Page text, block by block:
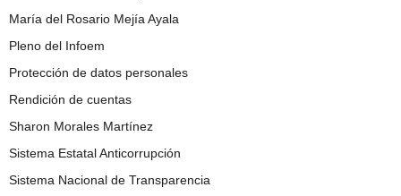
María del Rosario Mejía Ayala
Pleno del Infoem
Protección de datos personales
Rendición de cuentas
Sharon Morales Martínez
Sistema Estatal Anticorrupción
Sistema Nacional de Transparencia